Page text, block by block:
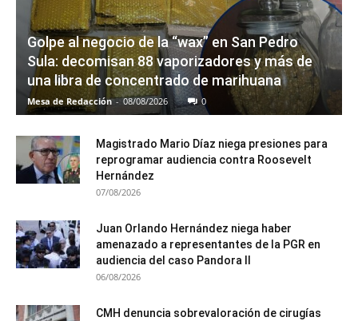
Golpe al negocio de la “wax” en San Pedro
Sula: decomisan 88 vaporizadores y más de
una libra de concentrado de marihuana
Mesa de Redacción - 08/08/2026 0
Magistrado Mario Díaz niega presiones para
reprogramar audiencia contra Roosevelt
Hernández
07/08/2026
Juan Orlando Hernández niega haber
amenazado a representantes de la PGR en
audiencia del caso Pandora II
06/08/2026
CMH denuncia sobrevaloración de cirugías